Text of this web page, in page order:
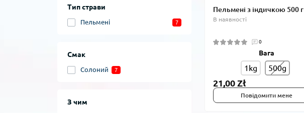
Тип страви
Пельмені 7
Смак
Солоний 7
З чим
Пельмені з індичкою 500 г
В наявності
0
Вага
1kg 500g
21,00 Zł
Повідомити мене